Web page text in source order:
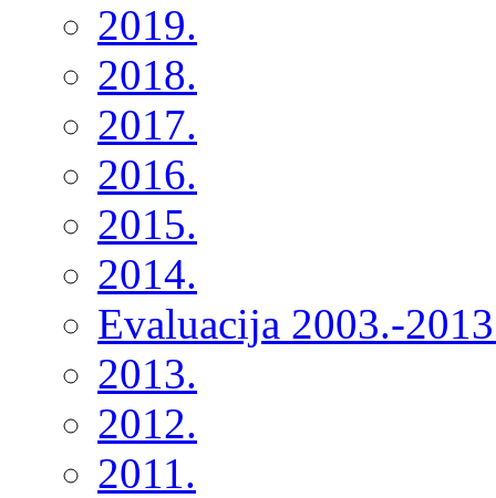
2019.
2018.
2017.
2016.
2015.
2014.
Evaluacija 2003.-
2013.
2012.
2011.